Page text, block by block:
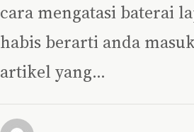
cara mengatasi baterai
habis berarti anda
artikel yang…